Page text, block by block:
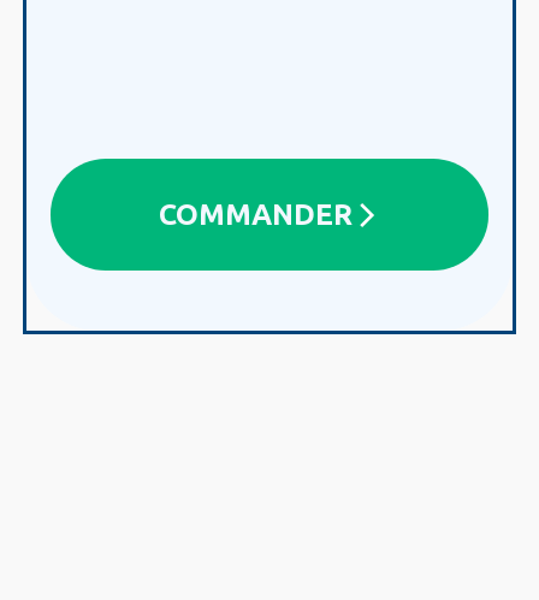
COMMANDER